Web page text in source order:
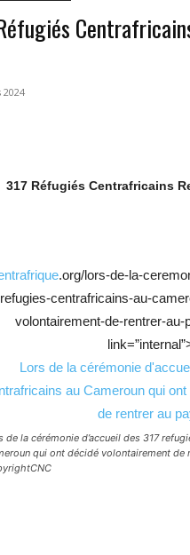
2024
317 Réfugiés Centrafricains
.org/lors-de-la-
refugies-centrafricains-au-
volontairement-de-rentrer-au-
de la cérémonie d’accueil des 317
qui ont décidé volontairement de